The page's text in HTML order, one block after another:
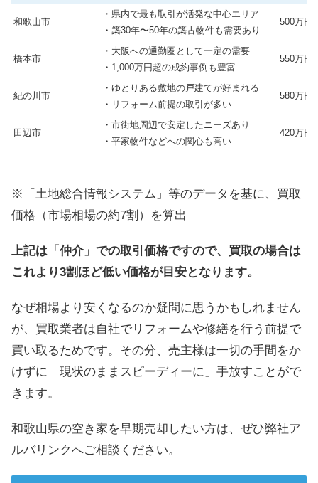
和歌山市
・県内で最も取引が活発な中心エリア
・築30年〜50年の築古物件も需要あり
500万円
橋本市
・大阪への通勤圏として一定の需要
・1,000万円超の成約事例も豊富
550万円
紀の川市
・ゆとりある敷地の戸建てが好まれる
・リフォーム前提の取引が多い
580万円
田辺市
・市街地周辺で安定したニーズあり
・平家物件などへの関心も高い
420万円
※「土地総合情報システム」等のデータを基に、買取
価格（市場相場の約7割）を算出
上記は「仲介」での取引価格ですので、買取の場合は
これより3割ほど低い価格が目安となります。
なぜ相場より安くなるのか疑問に思うかもしれません
が、買取業者は自社でリフォームや修繕を行う前提で
買い取るためです。その分、売主様は一切の手間をか
けずに「現状のままスピーディーに」手放すことがで
きます。
和歌山県の空き家を早期売却したい方は、ぜひ弊社ア
ルバリンクへご相談ください。